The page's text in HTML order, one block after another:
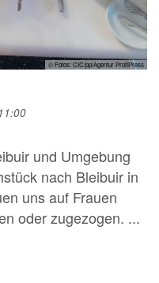
© Fotos: CIC/pp/Agentur ProfiPress
und Umgebung
nach Bleibuir in
uns auf Frauen
oder zugezogen. ...